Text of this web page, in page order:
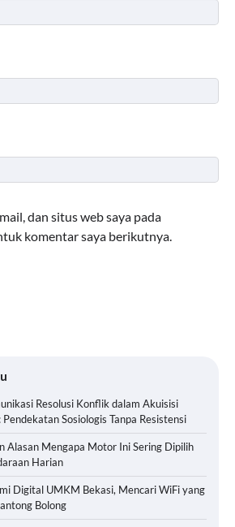
dan situs web saya pada
komentar saya berikutnya.
Resolusi Konflik dalam Akuisisi
Pendekatan Sosiologis Tanpa Resistensi
Alasan Mengapa Motor Ini Sering Dipilih
Harian
Digital UMKM Bekasi, Mencari WiFi yang
Bolong